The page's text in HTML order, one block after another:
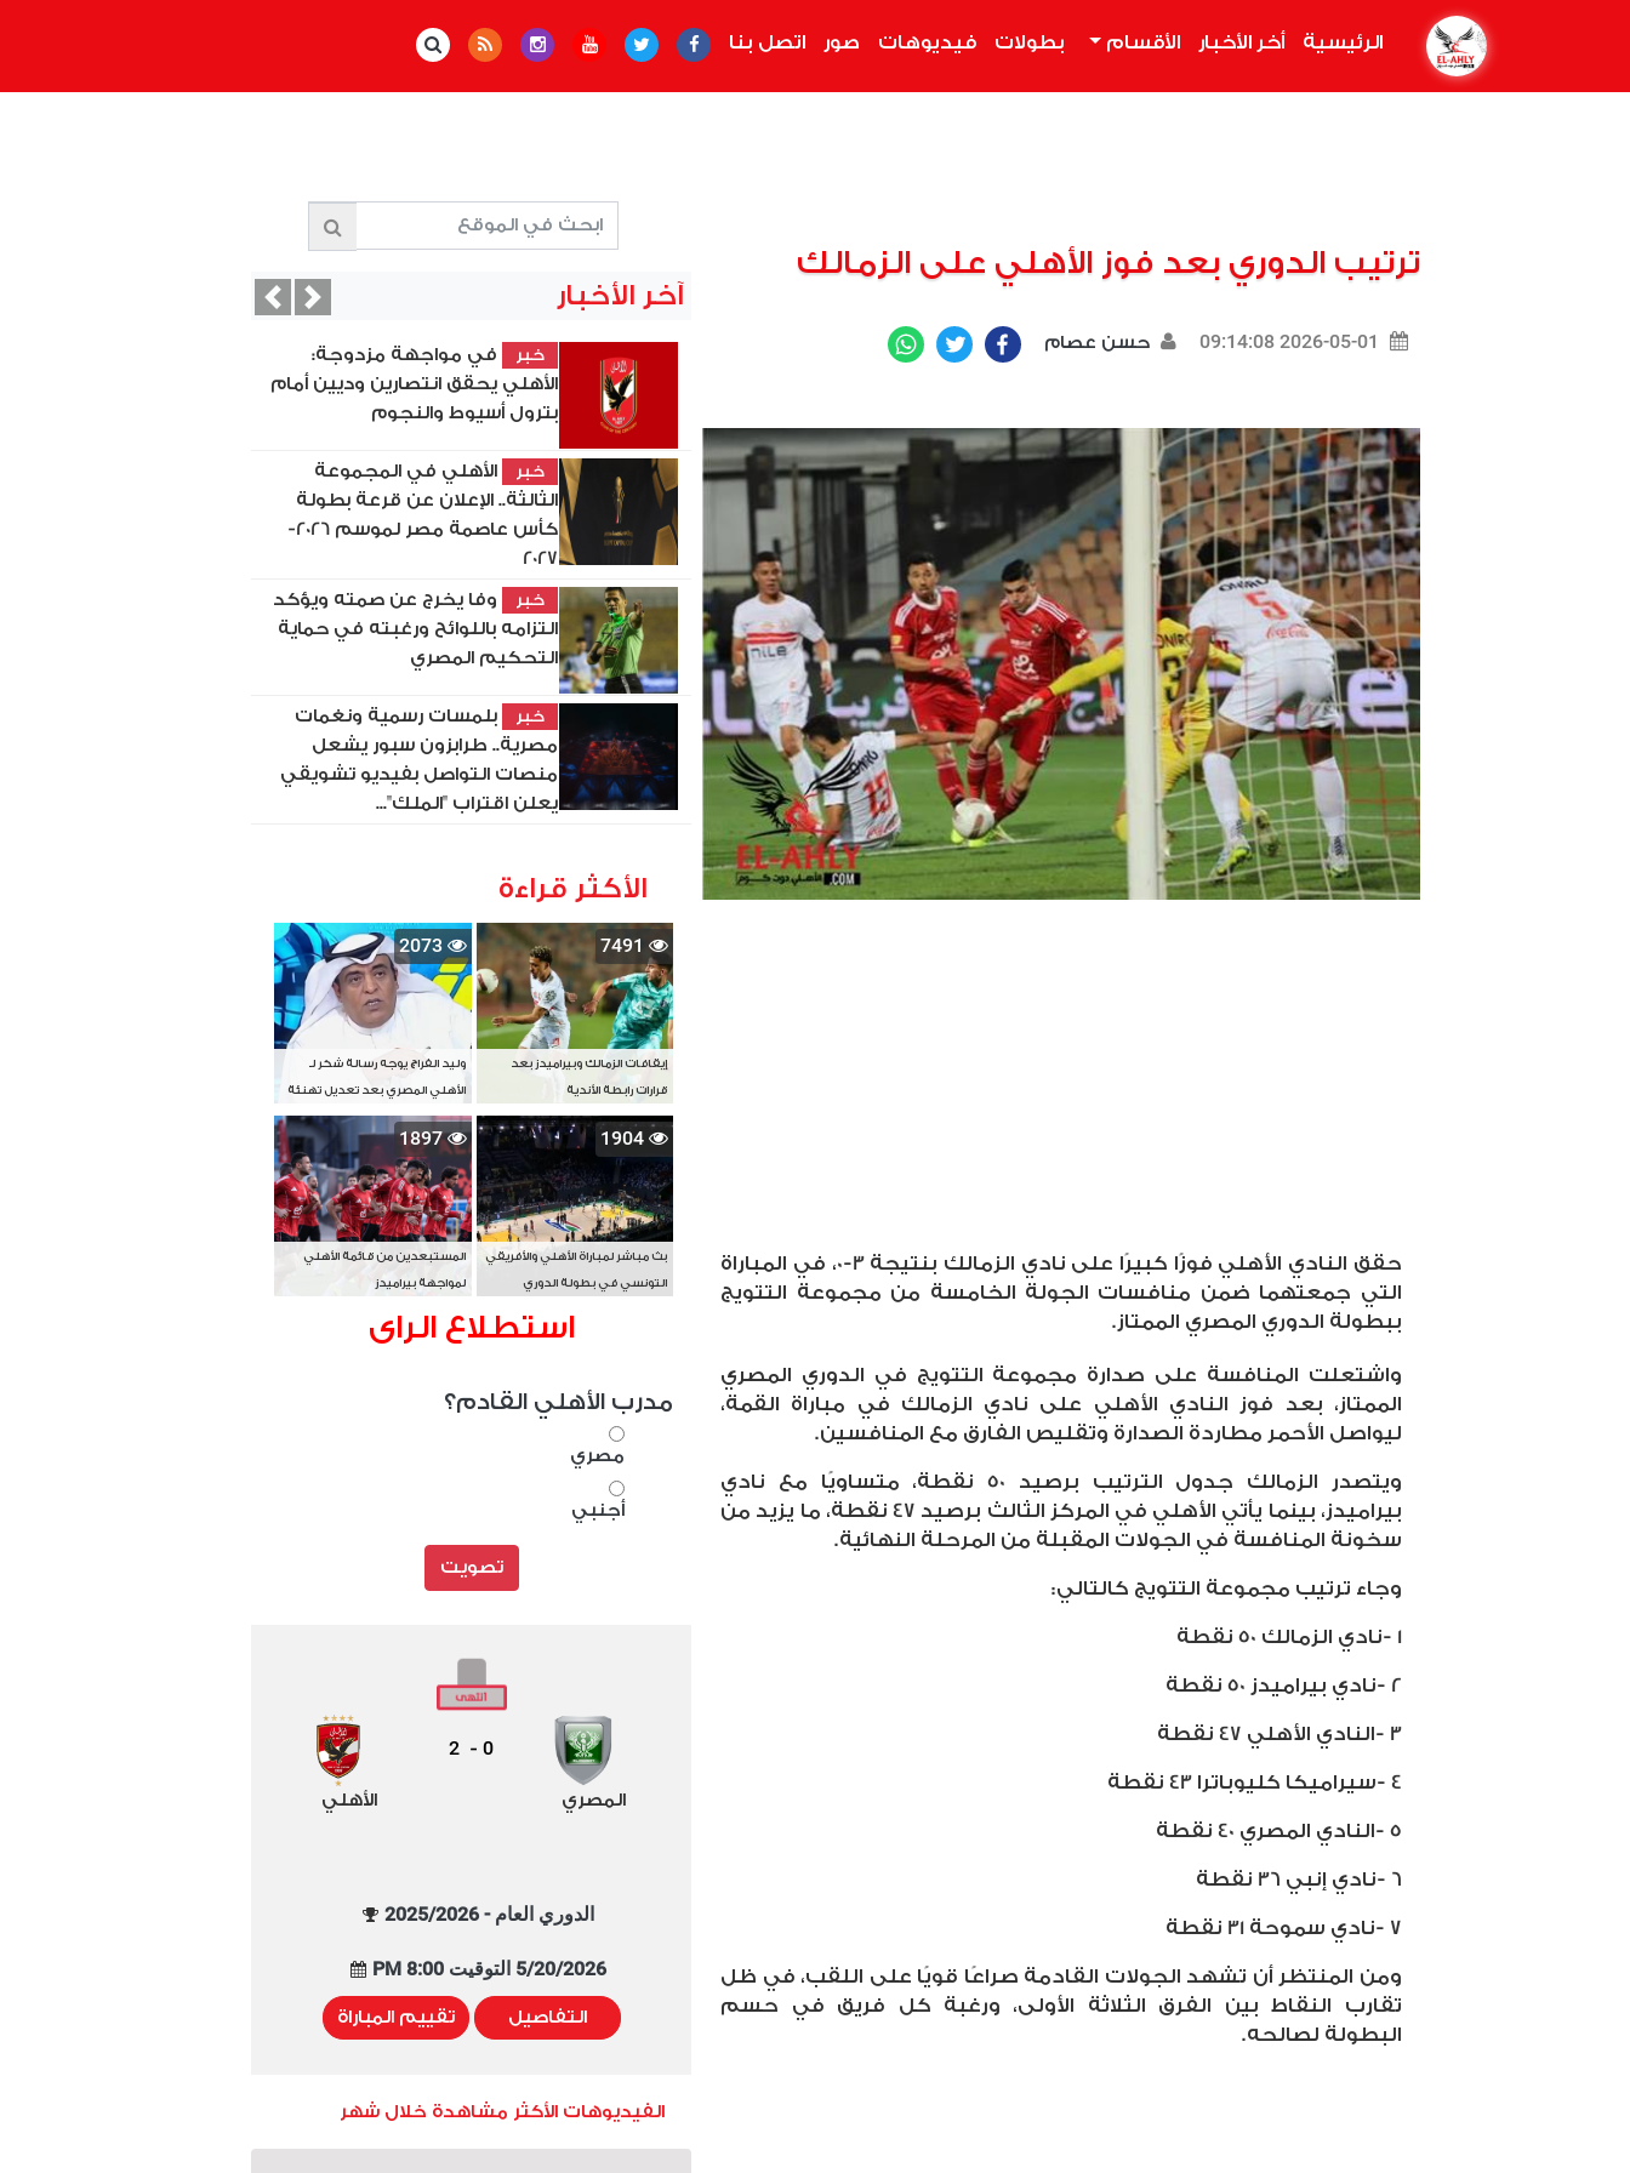
الرئيسية أخر الأخبار الأقسام بطولات فيديوهات صور اتصل بنا
ترتيب الدوري بعد فوز الأهلي على الزمالك
2026-05-01 09:14:08 حسن عصام Facebook
Twitter
حقق النادي الأهلي فوزًا كبيرًا على نادي الزمالك بنتيجة 3-0، في المباراة
التي جمعتهما ضمن منافسات الجولة الخامسة من مجموعة التتويج
ببطولة الدوري المصري الممتاز.
واشتعلت المنافسة على صدارة مجموعة التتويج في الدوري المصري
الممتاز، بعد فوز النادي الأهلي على نادي الزمالك في مباراة القمة،
ليواصل الأحمر مطاردة الصدارة وتقليص الفارق مع المنافسين.
ويتصدر الزمالك جدول الترتيب برصيد 50 نقطة، متساويًا مع نادي
بيراميدز، بينما يأتي الأهلي في المركز الثالث برصيد 47 نقطة، ما يزيد من
سخونة المنافسة في الجولات المقبلة من المرحلة النهائية.
وجاء ترتيب مجموعة التتويج كالتالي:
1
-نادي الزمالك 50 نقطة
2
-نادي بيراميدز 50 نقطة
3
-النادي الأهلي 47 نقطة
4
-سيراميكا كليوباترا 43 نقطة
5
-النادي المصري 40 نقطة
6
-نادي إنبي 36 نقطة
7
-نادي سموحة 31 نقطة
ومن المنتظر أن تشهد الجولات القادمة صراعًا قويًا على اللقب، في ظل
تقارب النقاط بين الفرق الثلاثة الأولى، ورغبة كل فريق في حسم
البطولة لصالحه.
آخر الأخبار
خبر
في مواجهة مزدوجة:
الأهلي يحقق انتصارين وديين أمام
بترول أسيوط والنجوم
خبر
الأهلي في المجموعة
الثالثة.. الإعلان عن قرعة بطولة
كأس عاصمة مصر لموسم 2026-
2027
خبر
وفا يخرج عن صمته ويؤكد
التزامه باللوائح ورغبته في حماية
التحكيم المصري
خبر
بلمسات رسمية ونغمات
مصرية.. طرابزون سبور يشعل
منصات التواصل بفيديو تشويقي
يعلن اقتراب "الملك"...
PreviousNext
الأكثر قراءة
7491
إيقافات الزمالك وبيراميدز بعد
قرارات رابطة الأندية
2073
وليد الفراج يوجه رسالة شكر لـ
الأهلي المصري بعد تعديل تهنئة
بطل آسيا
1904
بث مباشر لمباراة الأهلي والأفريقي
التونسي في بطولة الدوري
1897
المستبعدين من قائمة الأهلي
لمواجهة بيراميدز
استطلاع الراى
مدرب الأهلي القادم؟
مصري
أجنبي
تصويت
المصري
0
-
2
الأهلي
الدوري العام - 2025/2026
5/20/2026 التوقيت 8:00 PM
التفاصيل تقييم المباراة
الفيديوهات الأكثر مشاهدة خلال شهر